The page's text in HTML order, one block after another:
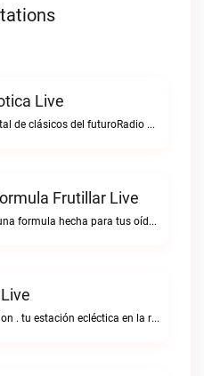
Live
La emisora digital de clásicos del futuroRadio Robotica live
Frutillar Live
Radio formula una formula hecha para tus oídos.Radio La Formula Frutillar live
An eclectic station . tu estación ecléctica en la red."Bodoradio live